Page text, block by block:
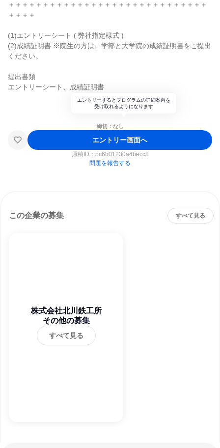
＋＋＋＋＋＋＋＋＋＋＋＋＋＋＋＋＋＋＋＋＋＋＋＋＋＋＋＋＋
＋＋＋＋
(1)エントリーシート ( 弊社指定様式 )
(2)成績証明書 ※院生の方は、学部と大学院の成績証明書をご提出
ください。
提出書類
エントリーシート、成績証明書
エントリーするとプログラムの詳細案内を
受け取れるようになります
締切：なし
エントリー画面へ
原稿ID： bc6b01230a4becc8
問題を報告する
この企業の募集 すべて見る
株式会社北川鉄工所
その他の募集
すべて見る